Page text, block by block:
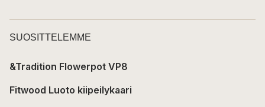
SUOSITTELEMME
&Tradition Flowerpot VP8
Fitwood Luoto kiipeilykaari